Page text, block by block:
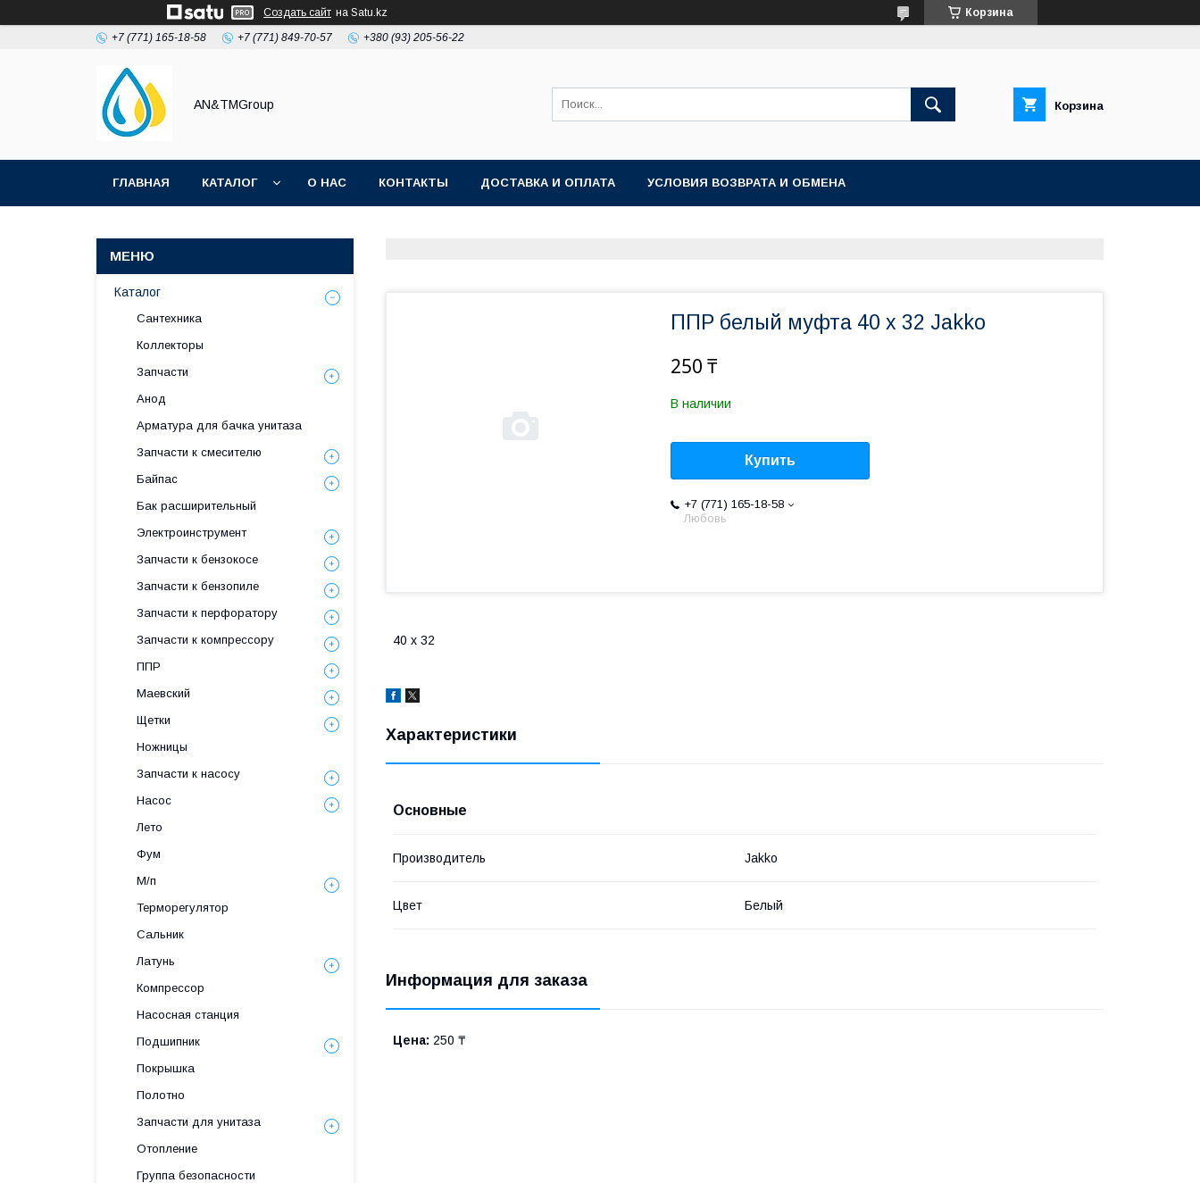
Создать сайт на Satu.kz Корзина
+7 (771) 165-18-58 +7 (771) 849-70-57 +380 (93) 205-56-22
AN&TMGroup Корзина
ГЛАВНАЯ КАТАЛОГ О НАС КОНТАКТЫ ДОСТАВКА И ОПЛАТА УСЛОВИЯ ВОЗВРАТА И ОБМЕНА
ППР белый муфта 40 х 32 Jakko
250 ₸
В наличии
Купить
+7 (771) 165-18-58
Любовь
40 х 32
Характеристики
Основные
Производитель Jakko
Цвет Белый
Информация для заказа
Цена: 250 ₸
Каталог
Сантехника
Коллекторы
Запчасти
Анод
Арматура для бачка унитаза
Запчасти к смесителю
Байпас
Бак расширительный
Электроинструмент
Запчасти к бензокосе
Запчасти к бензопиле
Запчасти к перфоратору
Запчасти к компрессору
ППР
Маевский
Щетки
Ножницы
Запчасти к насосу
Насос
Лето
Фум
М/п
Терморегулятор
Сальник
Латунь
Компрессор
Насосная станция
Подшипник
Покрышка
Полотно
Запчасти для унитаза
Отопление
Группа безопасности